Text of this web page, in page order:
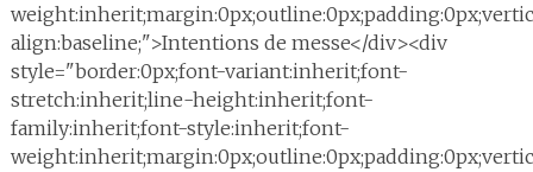
align:baseline;">Intentions de messe</div><div
style="border:0px;font-variant:inherit;font-
stretch:inherit;line-height:inherit;font-
family:inherit;font-style:inherit;font-